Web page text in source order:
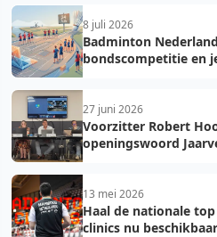
8 juli 2026
Badminton
bondscompetitie en
27 juni 2026
Voorzitter Robert
openingswoord
13 mei 2026
Haal de nationale
clinics nu beschikbaar